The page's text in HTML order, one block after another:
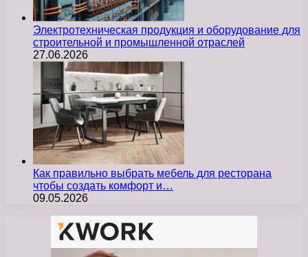
Электротехническая продукция и оборудование для
строительной и промышленной отраслей
27.06.2026
Как правильно выбрать мебель для ресторана
чтобы создать комфорт и…
09.05.2026